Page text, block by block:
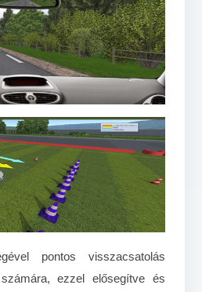
pontos visszacsatolás
ezzel elősegítve és